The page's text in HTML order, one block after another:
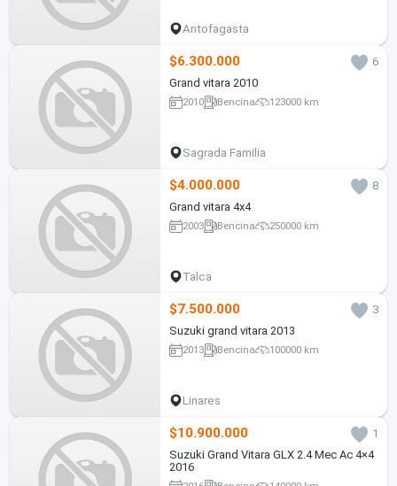
Antofagasta
$6.300.000
6
Grand vitara 2010
2010 Bencina 123000 km
Sagrada Familia
$4.000.000
8
Grand vitara 4x4
2003 Bencina 250000 km
Talca
$7.500.000
3
Suzuki grand vitara 2013
2013 Bencina 100000 km
Linares
$10.900.000
1
Suzuki Grand Vitara GLX 2.4 Mec Ac 4×4
2016